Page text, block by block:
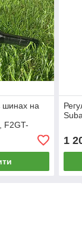
шинах на
F2GT-
1